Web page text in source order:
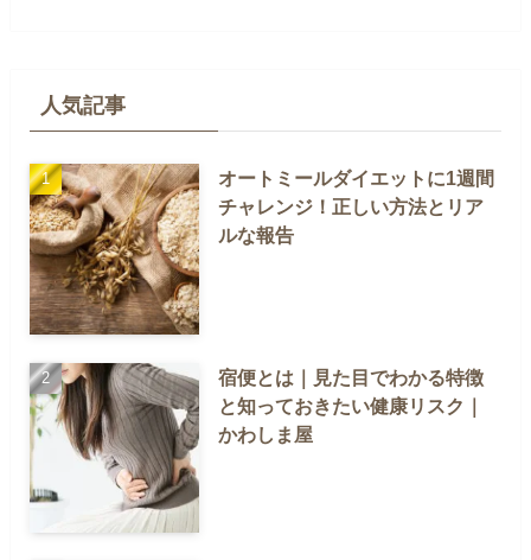
人気記事
オートミールダイエットに1週間
チャレンジ！正しい方法とリア
ルな報告
宿便とは｜見た目でわかる特徴
と知っておきたい健康リスク｜
かわしま屋